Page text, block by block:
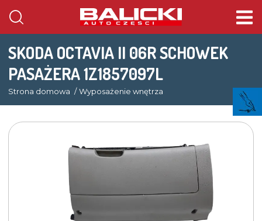
SKODA OCTAVIA II 06R SCHOWEK
PASAŻERA 1Z1857097L
Strona domowa Wyposażenie wnętrza